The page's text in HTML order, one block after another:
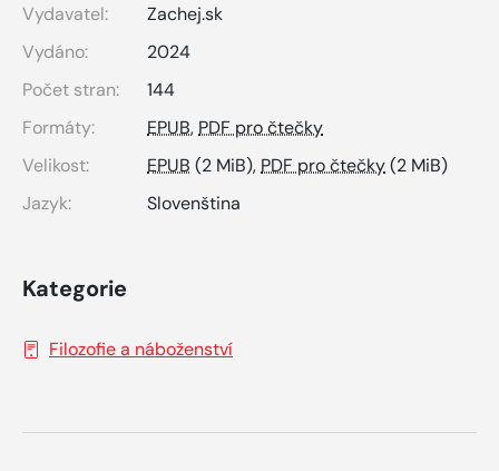
Vydavatel:
Zachej.sk
Vydáno:
2024
Počet stran:
144
Formáty:
EPUB, PDF pro čtečky
Velikost:
EPUB (2 MiB), PDF pro čtečky(2 MiB)
Jazyk:
Slovenština
Kategorie
Filozofie a náboženství